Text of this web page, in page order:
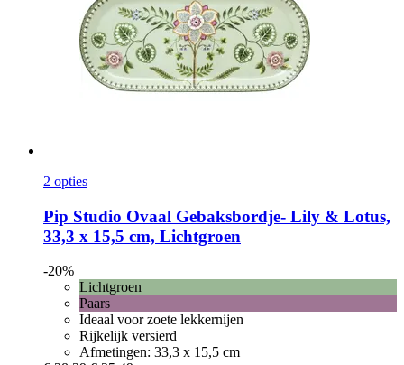
2 opties
Pip Studio Ovaal Gebaksbordje-​ Lily & Lotus,
33,3 x 15,5 cm, Lichtgroen
-20%
Lichtgroen
Paars
Ideaal voor zoete lekkernijen
Rijkelijk versierd
Afmetingen: 33,3 x 15,5 cm